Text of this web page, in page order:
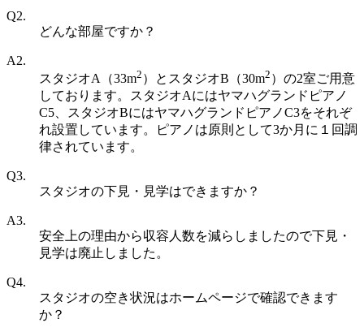
Q2.
どんな部屋ですか？
A2.
スタジオA（33m2 ）とスタジオB（30m2 ）の2室ご用意
しております。スタジオAにはヤマハグランドピアノ
C5、スタジオBにはヤマハグランドピアノC3をそれぞ
れ設置しています。ピアノは原則として3か月に１回調
律されています。
Q3.
スタジオの下見・見学はできますか？
A3.
安全上の理由から収容人数を減らしましたので下見・
見学は廃止しました。
Q4.
スタジオの空き状況はホームページで確認できます
か？